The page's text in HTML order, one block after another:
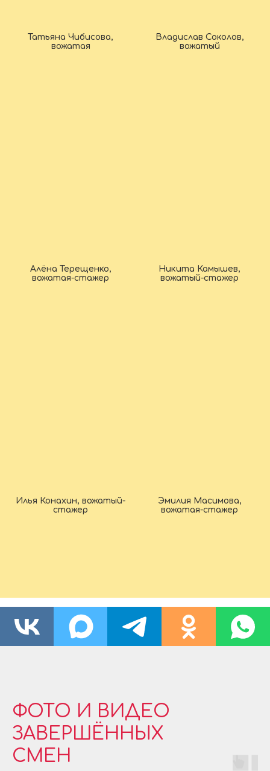
Татьяна Чибисова,
вожатая
Владислав Соколов,
вожатый
Алёна Терещенко,
вожатая-стажер
Никита Камышев,
вожатый-стажер
Илья Конахин, вожатый-
стажер
Эмилия Масимова,
вожатая-стажер
ФОТО И ВИДЕО
ЗАВЕРШЁННЫХ
СМЕН